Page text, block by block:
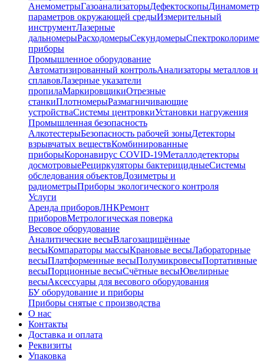
АнемометрыГазоанализаторыДефектоскопы
параметров окружающей средыИзмерительный
инструментЛазерные
дальномерыРасходомерыСекундомеры
приборы
Промышленное оборудование
Автоматизированный контрольАнализаторы металлов и
сплавовЛазерные указатели
пропилаМаркировщикиОтрезные
станкиПлотномерыРазмагничивающие
устройстваСистемы центровкиУстановки нагружения
Промышленная безопасность
АлкотестерыБезопасность рабочей зоныДетекторы
взрывчатых веществКомбинированные
приборыКоронавирус COVID-19Металлодетекторы
досмотровыеРециркуляторы бактерицидныеСистемы
обследования объектовДозиметры и
радиометрыПриборы экологического контроля
Услуги
Аренда приборовЛНКРемонт
приборовМетрологическая поверка
Весовое оборудование
Аналитические весыВлагозащищённые
весыКомпараторы массыКрановые весыЛабораторные
весыПлатформенные весыПолумикровесыПортативные
весыПорционные весыСчётные весыЮвелирные
весыАксессуары для весового оборудования
БУ оборудование и приборы
Приборы снятые с производства
О нас
Контакты
Доставка и оплата
Реквизиты
Упаковка